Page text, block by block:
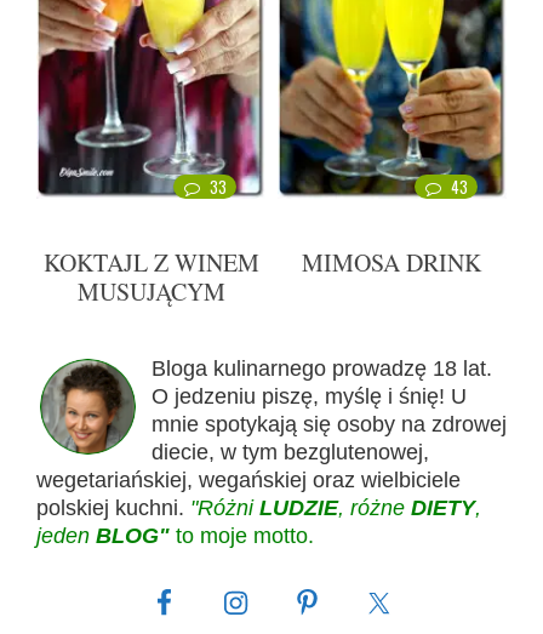
33
KOKTAJL Z WINEM
MUSUJĄCYM
43
MIMOSA DRINK
Bloga kulinarnego prowadzę 18 lat.
O jedzeniu piszę, myślę i śnię! U
mnie spotykają się osoby na zdrowej
diecie, w tym bezglutenowej,
wegetariańskiej, wegańskiej oraz wielbiciele
polskiej kuchni. "Różni LUDZIE, różne DIETY,
jeden BLOG" to moje motto.